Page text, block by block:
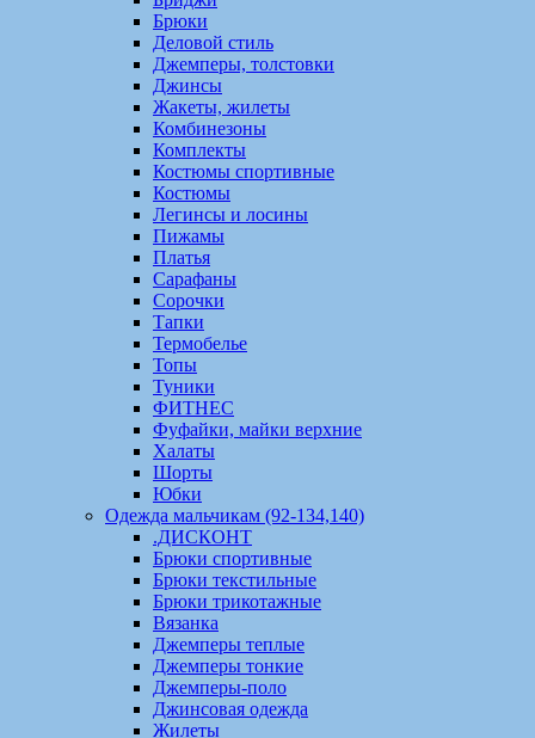
Брюки
Деловой стиль
Джемперы, толстовки
Джинсы
Жакеты, жилеты
Комбинезоны
Комплекты
Костюмы спортивные
Костюмы
Легинсы и лосины
Пижамы
Платья
Сарафаны
Сорочки
Тапки
Термобелье
Топы
Туники
ФИТНЕС
Фуфайки, майки верхние
Халаты
Шорты
Юбки
Одежда мальчикам (92-134,140)
.ДИСКОНТ
Брюки спортивные
Брюки текстильные
Брюки трикотажные
Вязанка
Джемперы теплые
Джемперы тонкие
Джемперы-поло
Джинсовая одежда
Жилеты